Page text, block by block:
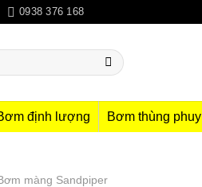
0938 376 168
định lượng Bơm thùng phuy
màng Sandpiper